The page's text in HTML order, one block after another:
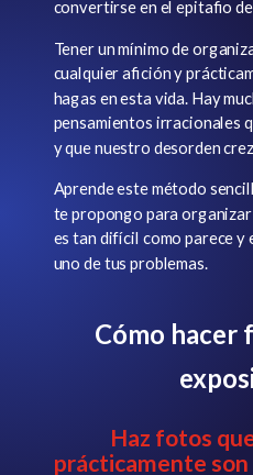
convertirse en el epitafio
Tener un mínimo de
cualquier afición y
hagas en esta vida. Hay
pensamientos irracionales
y que nuestro desorden
Aprende este método
te propongo para
es tan difícil como parece y
uno de tus problemas.
Cómo hacer
Haz fotos
prácticamente